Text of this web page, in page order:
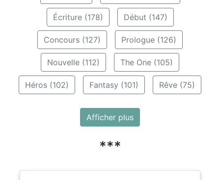
Écriture (178) Début (147)
Concours (127) Prologue (126)
Nouvelle (112) The One (105)
Héros (102) Fantasy (101) Rêve (75)
Afficher plus
***